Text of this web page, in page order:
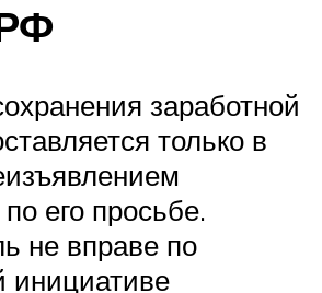
заработной
только в
его просьбе.
не вправе по
инициативе